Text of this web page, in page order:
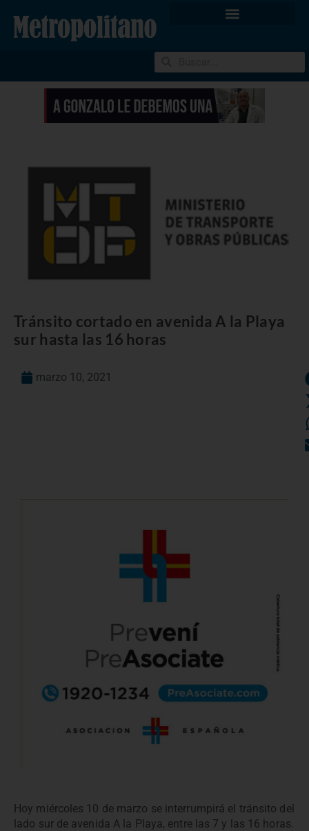
Tránsito cortado en avenida A la Playa
sur hasta las 16 horas
marzo 10, 2021
Hoy miércoles 10 de marzo se interrumpirá el tránsito del
lado sur de avenida A la Playa, entre las 7 y las 16 horas.